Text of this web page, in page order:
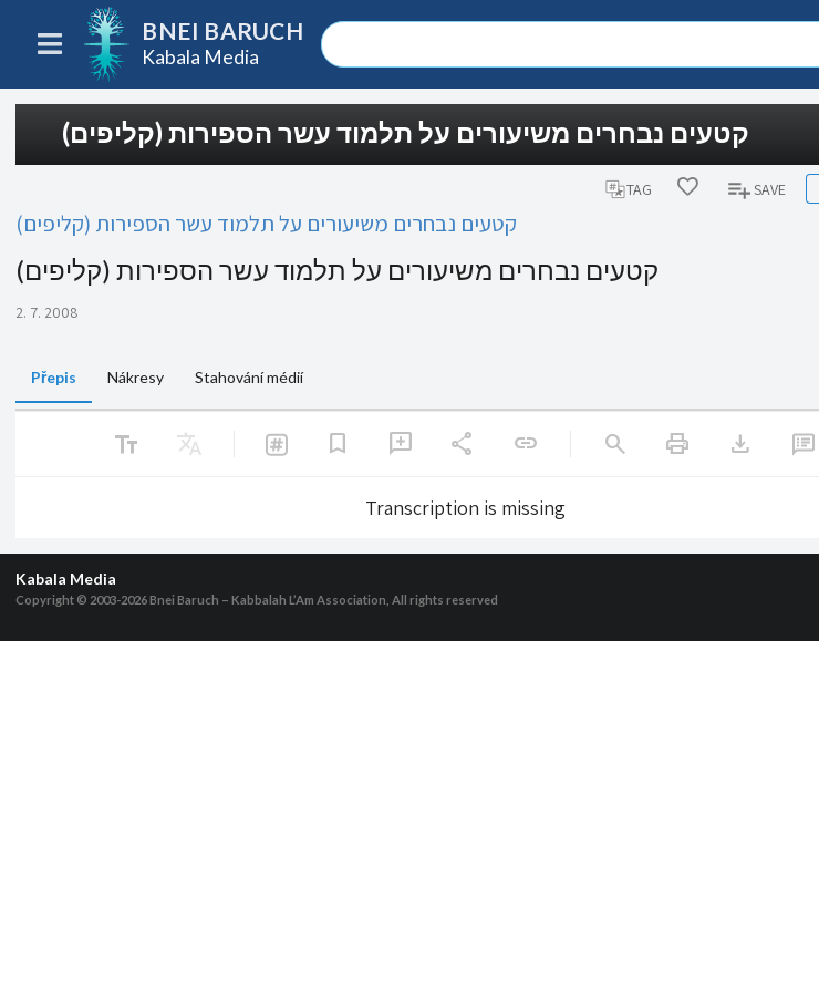
BNEI BARUCH
Kabala Media
קטעים נבחרים משיעורים על תלמוד עשר הספירות (קליפים)
TAG SAVE
קטעים נבחרים משיעורים על תלמוד עשר הספירות (קליפים)
קטעים נבחרים משיעורים על תלמוד עשר הספירות (קליפים)
2. 7. 2008
Přepis Nákresy Stahování médií
text_fields Translate bookmark add_comment share link search print download
Transcription is missing
Kabala Media
Copyright © 2003-2026Bnei Baruch – Kabbalah L’Am Association, All rights reserved